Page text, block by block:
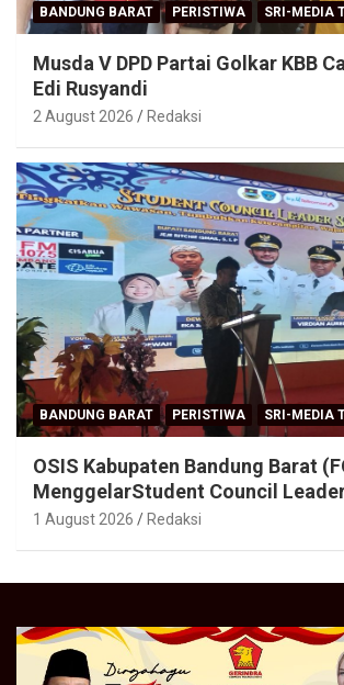
BANDUNG BARAT PERISTIWA SRI-MEDIA
Musda V DPD Partai Golkar KBB
Edi Rusyandi
2 August 2026 Redaksi
BANDUNG BARAT PERISTIWA SRI-MEDIA
OSIS Kabupaten Bandung Barat
MenggelarStudent Council
1 August 2026 Redaksi